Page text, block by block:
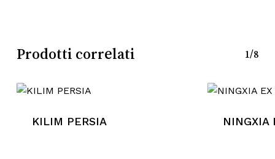
Prodotti correlati 1/8
KILIM PERSIA NINGXIA